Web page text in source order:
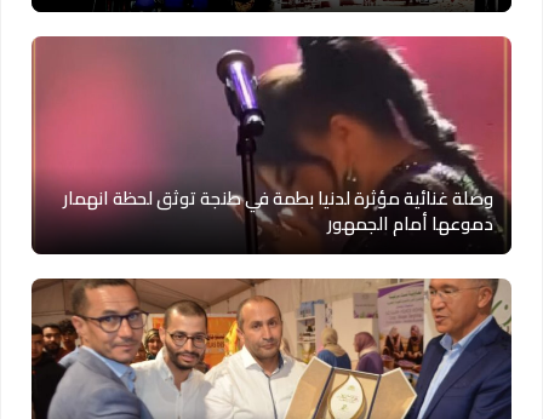
وصلة غنائية مؤثرة لدنيا بطمة في طنجة توثق لحظة انهمار
دموعها أمام الجمهور